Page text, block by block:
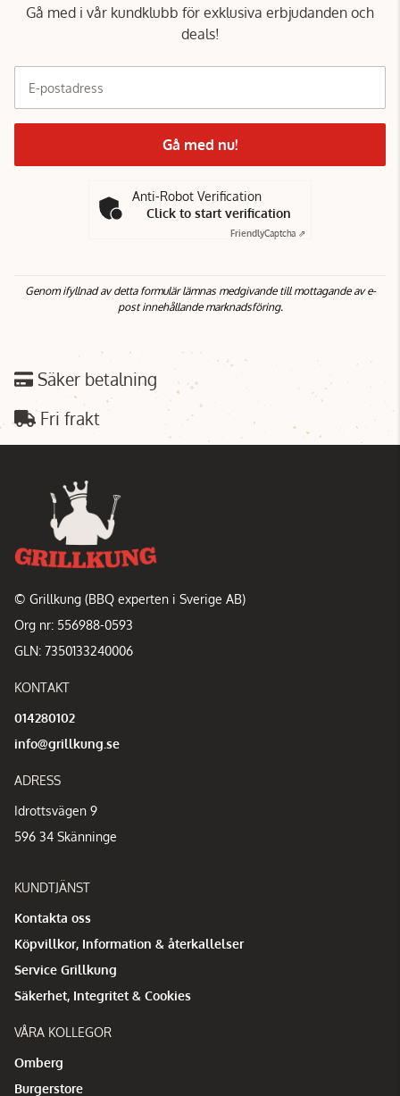
Gå med i vår kundklubb för exklusiva erbjudanden och
deals!
E-postadress
Gå med nu!
Anti-Robot Verification
Click to start verification
FriendlyCaptcha ⇗
Genom ifyllnad av detta formulär lämnas medgivande till mottagande av e-
post innehållande marknadsföring.
Säker betalning
Fri frakt
© Grillkung (BBQ experten i Sverige AB)
Org nr: 556988-0593
GLN: 7350133240006
KONTAKT
014280102
info@grillkung.se
ADRESS
Idrottsvägen 9
596 34 Skänninge
KUNDTJÄNST
Kontakta oss
Köpvillkor, Information & återkallelser
Service Grillkung
Säkerhet, Integritet & Cookies
VÅRA KOLLEGOR
Omberg
Burgerstore